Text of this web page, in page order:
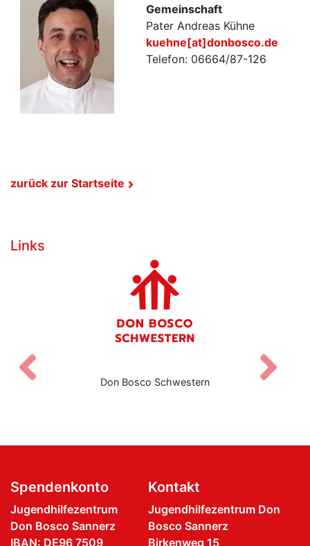
Gemeinschaft
Pater Andreas Kühne
kuehne[at]donbosco.de
Telefon: 06664/87-126
zurück zur Startseite
Links
Don Bosco Schwestern
Zurück
Spendenkonto
Jugendhilfezentrum
Don Bosco Sannerz
IBAN: DE96 7509
Kontakt
Jugendhilfezentrum Don
Bosco Sannerz
Birkenweg 15